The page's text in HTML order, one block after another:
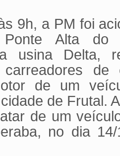
9h, a PM foi
Alta do
usina Delta,
de
de um
de Frutal.
de um
no dia